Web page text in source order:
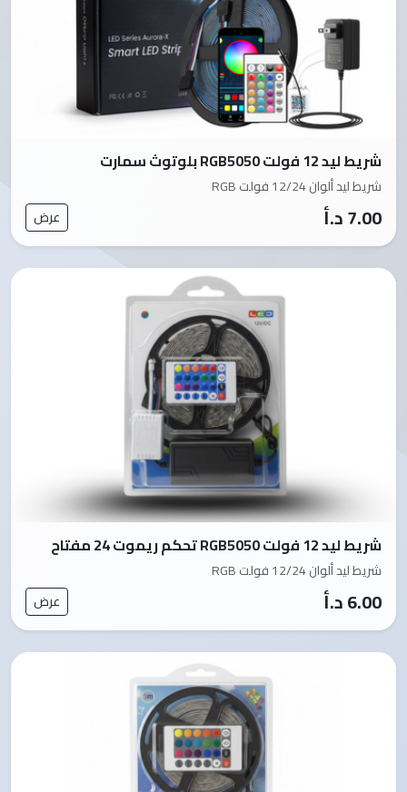
شريط ليد 12 فولت RGB5050 بلوتوث سمارت
شريط ليد ألوان 12/24 فولت RGB
7.00 د.أ عرض
شريط ليد 12 فولت RGB5050 تحكم ريموت 24 مفتاح
شريط ليد ألوان 12/24 فولت RGB
6.00 د.أ عرض